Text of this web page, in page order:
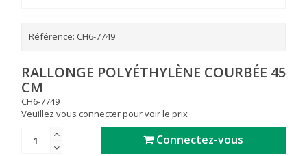
Référence: CH6-7749
RALLONGE POLYÉTHYLÈNE COURBÉE 45
CM
CH6-7749
Veuillez vous connecter pour voir le prix
Connectez-vous